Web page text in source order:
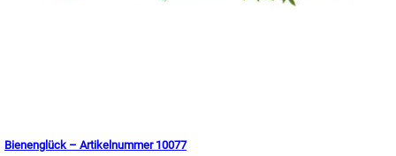
Bienenglück – Artikelnummer 10077